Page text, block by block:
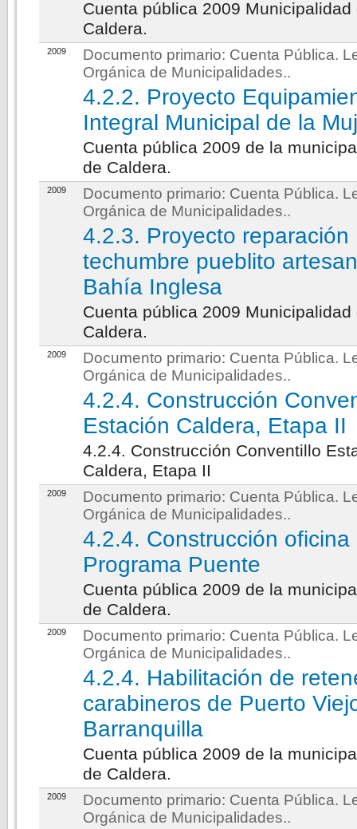
Cuenta pública 2009 Municipalidad
Caldera.
2009 Documento primario: Cuenta Pública.
Orgánica de Municipalidades..
4.2.2. Proyecto
Integral Municipal de la
Cuenta pública 2009 de la
de Caldera.
2009 Documento primario: Cuenta Pública.
Orgánica de Municipalidades..
4.2.3. Proyecto reparación
techumbre pueblito
Bahía Inglesa
Cuenta pública 2009 Municipalidad
Caldera.
2009 Documento primario: Cuenta Pública.
Orgánica de Municipalidades..
4.2.4. Construcción
Estación Caldera, Etapa II
4.2.4. Construcción Conventillo
Caldera, Etapa II
2009 Documento primario: Cuenta Pública.
Orgánica de Municipalidades..
4.2.4. Construcción oficina
Programa Puente
Cuenta pública 2009 de la
de Caldera.
2009 Documento primario: Cuenta Pública.
Orgánica de Municipalidades..
4.2.4. Habilitación de
carabineros de Puerto
Barranquilla
Cuenta pública 2009 de la
de Caldera.
2009 Documento primario: Cuenta Pública.
Orgánica de Municipalidades..